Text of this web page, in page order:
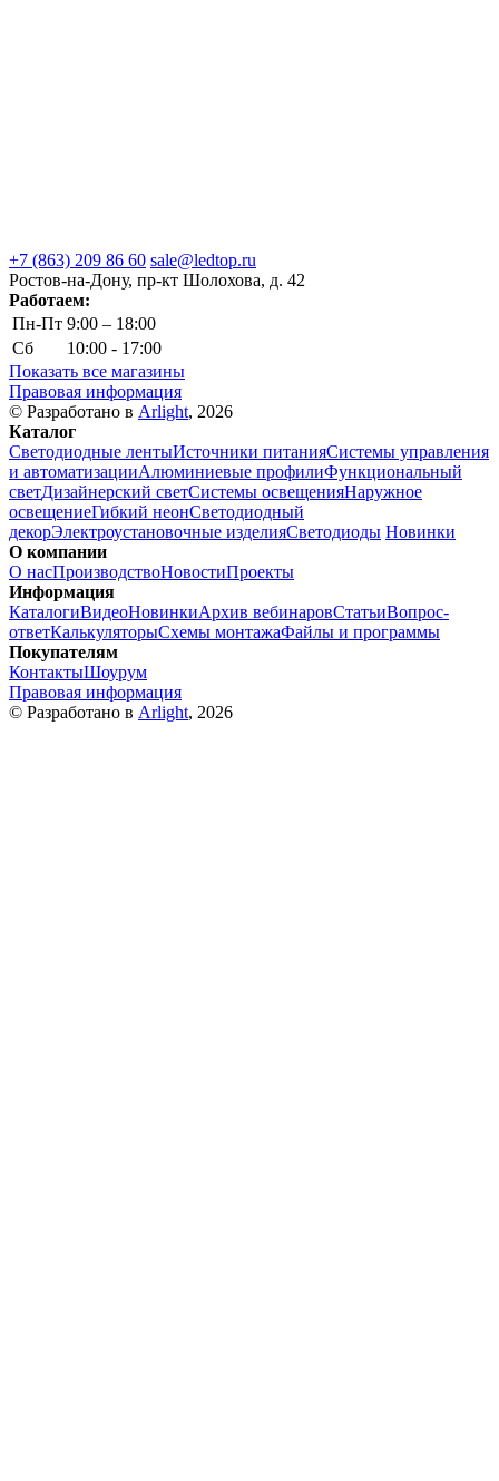
+7 (863) 209 86 60 sale@ledtop.ru
Ростов-на-Дону, пр-кт Шолохова, д. 42
Работаем:
Пн-Пт 9:00 – 18:00
Сб
10:00 - 17:00
Показать все магазины
Правовая информация
© Разработано в Arlight, 2026
Каталог
Светодиодные лентыИсточники питанияСистемы управления
и автоматизацииАлюминиевые профилиФункциональный
светДизайнерский светСистемы освещенияНаружное
освещениеГибкий неонСветодиодный
декорЭлектроустановочные изделияСветодиоды Новинки
О компании
О насПроизводствоНовостиПроекты
Информация
КаталогиВидеоНовинкиАрхив вебинаровСтатьиВопрос-
ответКалькуляторыСхемы монтажаФайлы и программы
Покупателям
КонтактыШоурум
Правовая информация
© Разработано в Arlight, 2026